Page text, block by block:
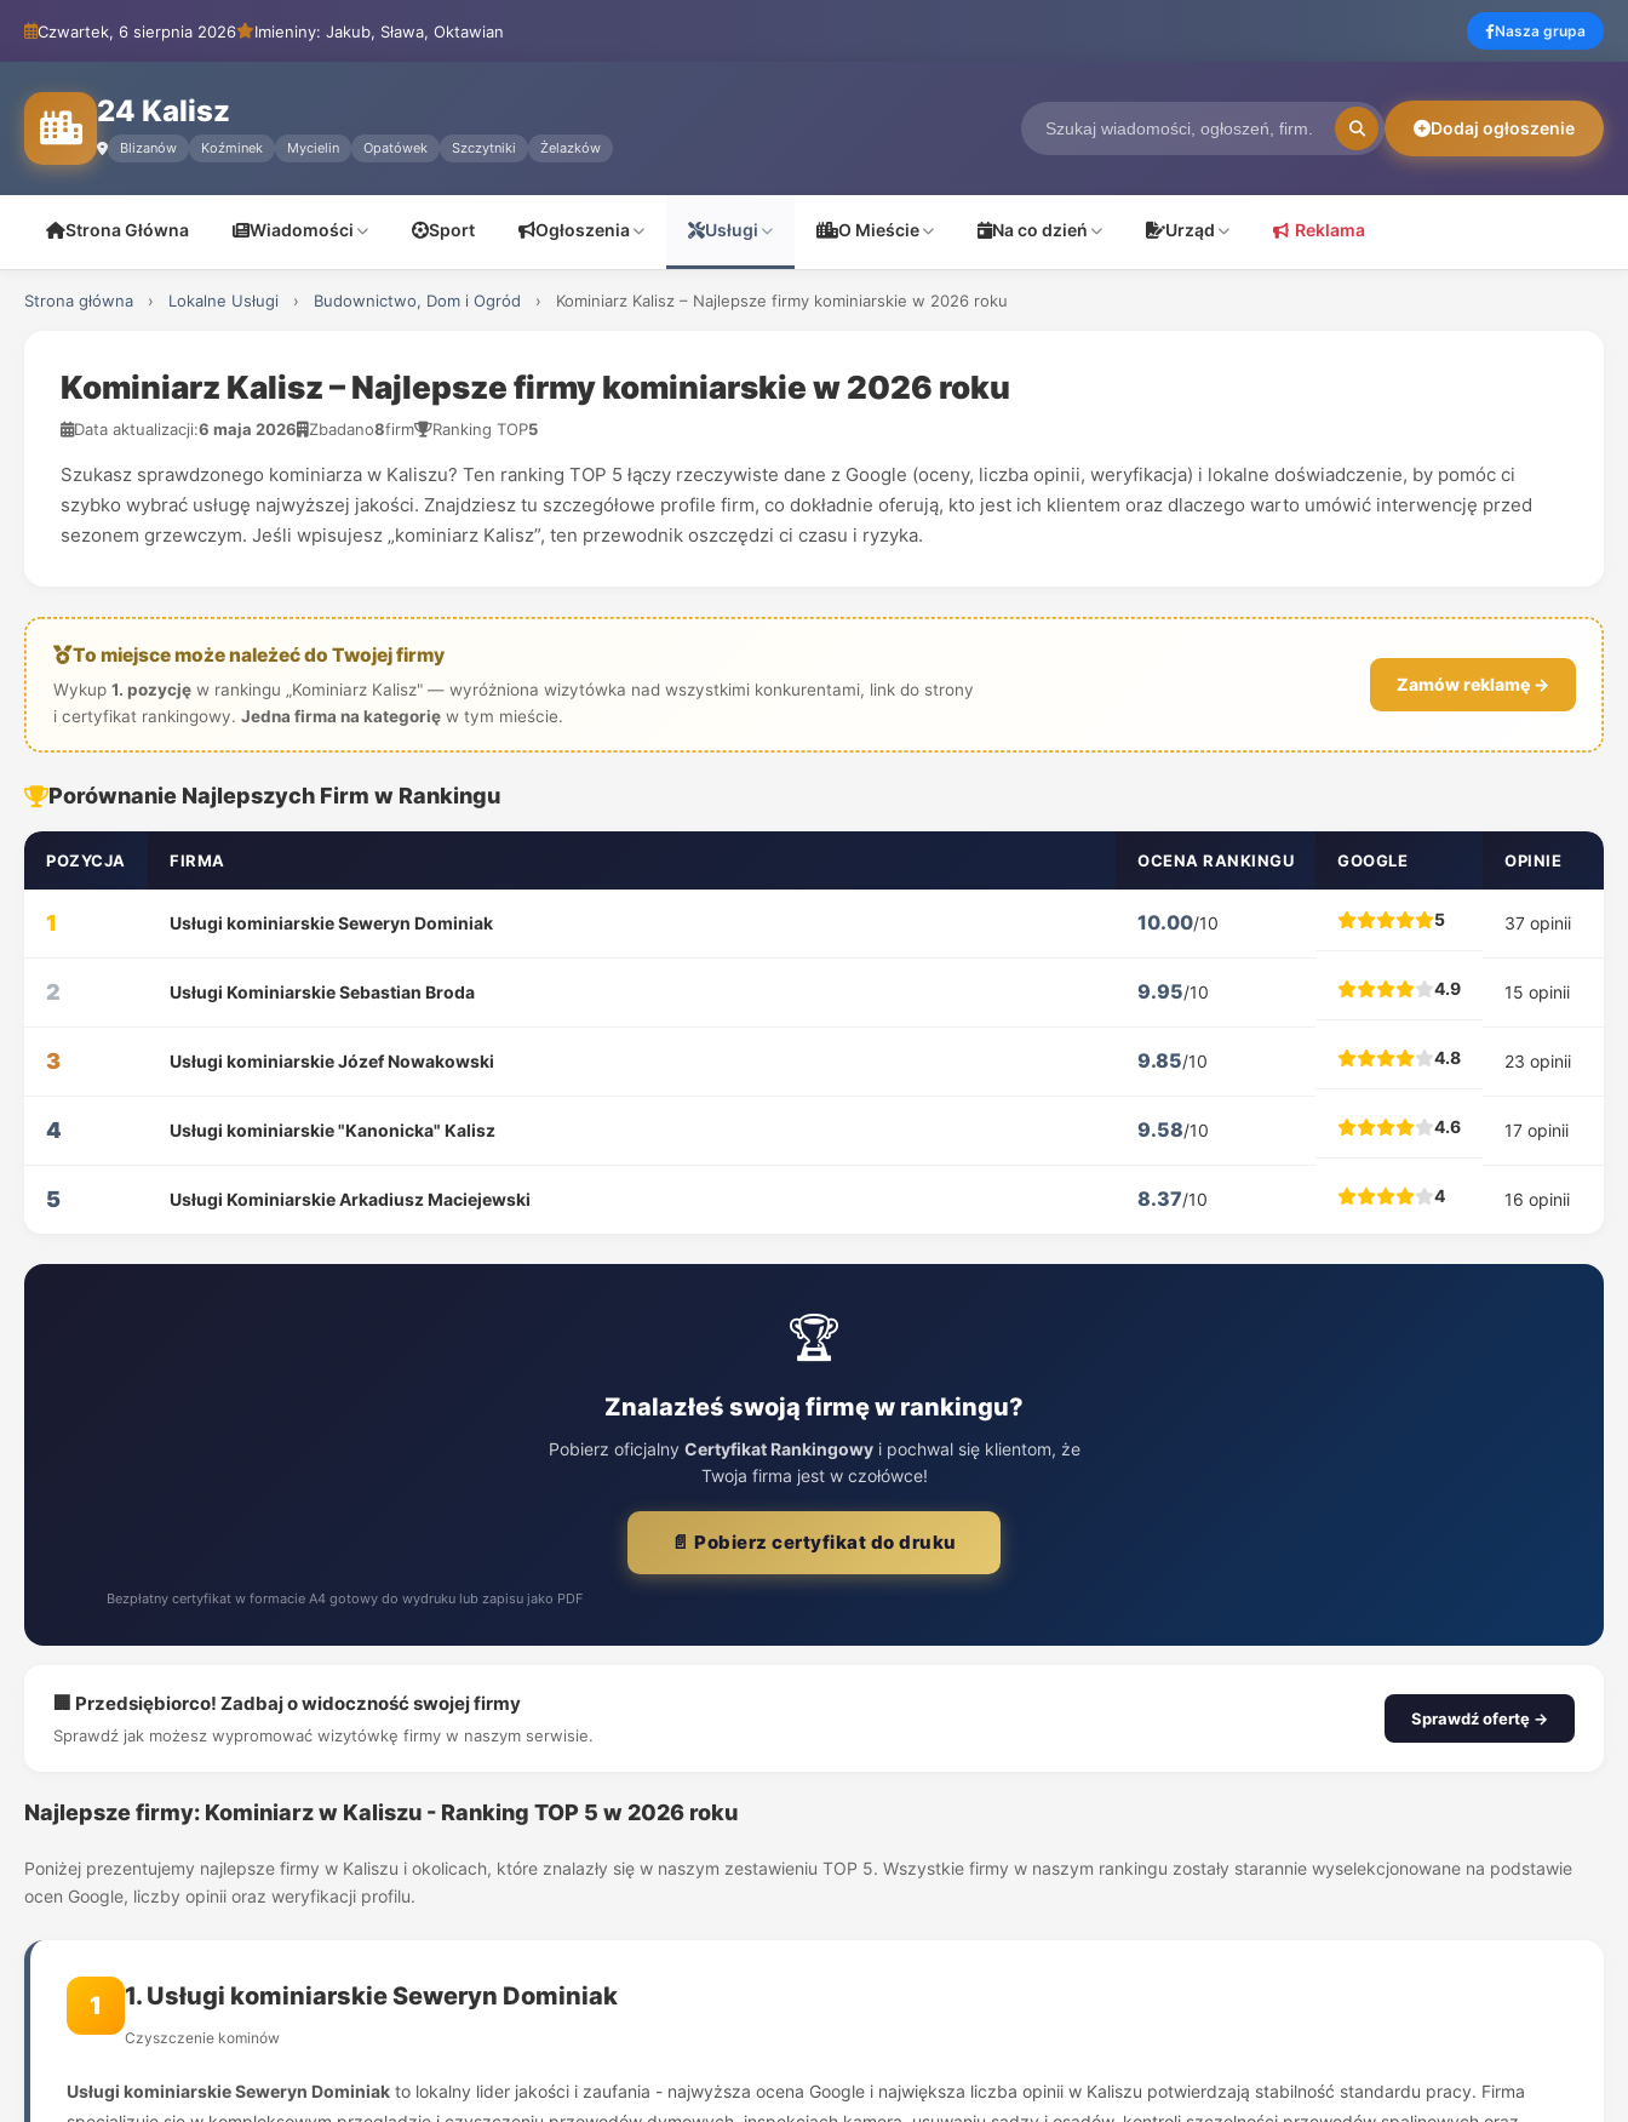
Czwartek, 6 sierpnia 2026 Imieniny: Jakub, Sława, Oktawian Nasza grupa
24 Kalisz
Blizanów Koźminek Mycielin Opatówek Szczytniki Żelazków
Dodaj ogłoszenie
Strona Główna Wiadomości Sport Ogłoszenia Usługi O Mieście Na co dzień Urząd Reklama
Strona główna › Lokalne Usługi › Budownictwo, Dom i Ogród › Kominiarz Kalisz – Najlepsze firmy kominiarskie w 2026 roku
Kominiarz Kalisz – Najlepsze firmy kominiarskie w 2026 roku
Data aktualizacji:6 maja 2026 Zbadano8firm Ranking TOP5
Szukasz sprawdzonego kominiarza w Kaliszu? Ten ranking TOP 5 łączy rzeczywiste dane z Google (oceny, liczba opinii, weryfikacja) i lokalne doświadczenie, by pomóc ci
szybko wybrać usługę najwyższej jakości. Znajdziesz tu szczegółowe profile firm, co dokładnie oferują, kto jest ich klientem oraz dlaczego warto umówić interwencję przed
sezonem grzewczym. Jeśli wpisujesz „kominiarz Kalisz”, ten przewodnik oszczędzi ci czasu i ryzyka.
To miejsce może należeć do Twojej firmy
Wykup 1. pozycjęw rankingu „Kominiarz Kalisz" — wyróżniona wizytówka nad wszystkimi konkurentami, link do strony
i certyfikat rankingowy. Jedna firma na kategorięw tym mieście.
Zamów reklamę →
Porównanie Najlepszych Firm w Rankingu
POZYCJA FIRMA OCENA RANKINGU GOOGLE OPINIE
1 Usługi kominiarskie Seweryn Dominiak 10.00/10 5 37 opinii
2 Usługi Kominiarskie Sebastian Broda 9.95/10 4.9 15 opinii
3 Usługi kominiarskie Józef Nowakowski 9.85/10 4.8 23 opinii
4 Usługi kominiarskie "Kanonicka" Kalisz 9.58/10 4.6 17 opinii
5 Usługi Kominiarskie Arkadiusz Maciejewski 8.37/10 4 16 opinii
🏆
Znalazłeś swoją firmę w rankingu?
Pobierz oficjalny Certyfikat Rankingowyi pochwal się klientom, że
Twoja firma jest w czołówce!
📄 Pobierz certyfikat do druku
Bezpłatny certyfikat w formacie A4 gotowy do wydruku lub zapisu jako PDF
🏢 Przedsiębiorco! Zadbaj o widoczność swojej firmy
Sprawdź jak możesz wypromować wizytówkę firmy w naszym serwisie.
Sprawdź ofertę →
Najlepsze firmy: Kominiarz w Kaliszu - Ranking TOP 5 w 2026 roku
Poniżej prezentujemy najlepsze firmy w Kaliszu i okolicach, które znalazły się w naszym zestawieniu TOP 5. Wszystkie firmy w naszym rankingu zostały starannie wyselekcjonowane na podstawie
ocen Google, liczby opinii oraz weryfikacji profilu.
1 1. Usługi kominiarskie Seweryn Dominiak
Czyszczenie kominów
Usługi kominiarskie Seweryn Dominiak to lokalny lider jakości i zaufania - najwyższa ocena Google i największa liczba opinii w Kaliszu potwierdzają stabilność standardu pracy. Firma